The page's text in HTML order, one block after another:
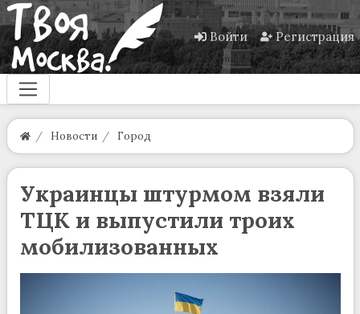
Войти Регистрация
Новости Город
Украинцы штурмом взяли
ТЦК и выпустили троих
мобилизованных